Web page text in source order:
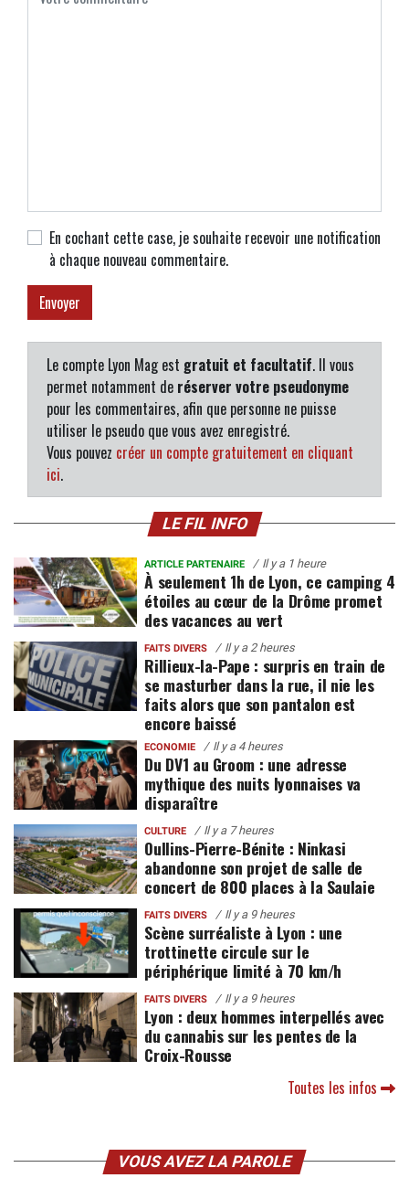
En cochant cette case, je souhaite recevoir une notification
à chaque nouveau commentaire.
Le compte Lyon Mag est gratuit et facultatif. Il vous
permet notamment de réserver votre pseudonyme
pour les commentaires, afin que personne ne puisse
utiliser le pseudo que vous avez enregistré.
Vous pouvez créer un compte gratuitement en cliquant
ici.
LE FIL INFO
ARTICLE PARTENAIRE Il y a 1 heure
À seulement 1h de Lyon, ce camping 4
étoiles au cœur de la Drôme promet
des vacances au vert
FAITS DIVERS Il y a 2 heures
Rillieux-la-Pape : surpris en train de
se masturber dans la rue, il nie les
faits alors que son pantalon est
encore baissé
ECONOMIE Il y a 4 heures
Du DV1 au Groom : une adresse
mythique des nuits lyonnaises va
disparaître
CULTURE Il y a 7 heures
Oullins-Pierre-Bénite : Ninkasi
abandonne son projet de salle de
concert de 800 places à la Saulaie
FAITS DIVERS Il y a 9 heures
Scène surréaliste à Lyon : une
trottinette circule sur le
périphérique limité à 70 km/h
FAITS DIVERS Il y a 9 heures
Lyon : deux hommes interpellés avec
du cannabis sur les pentes de la
Croix-Rousse
Toutes les infos
VOUS AVEZ LA PAROLE